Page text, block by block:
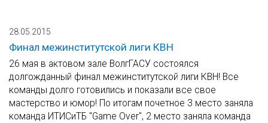
28.05.2015
Финал межинститутской лиги КВН
26 мая в актовом зале ВолгГАСУ состоялся
долгожданный финал межинститутской лиги КВН! Все
команды долго готовились и показали все свое
мастерство и юмор! По итогам почетное 3 место заняла
команда ИТИСиТБ "Game Over", 2 место заняла команда